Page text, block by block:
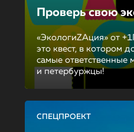
Проверь свою
«ЭкологиZAция» от
это квест, в котором
самые ответственные
и петербуржцы!
СПЕЦПРОЕКТ